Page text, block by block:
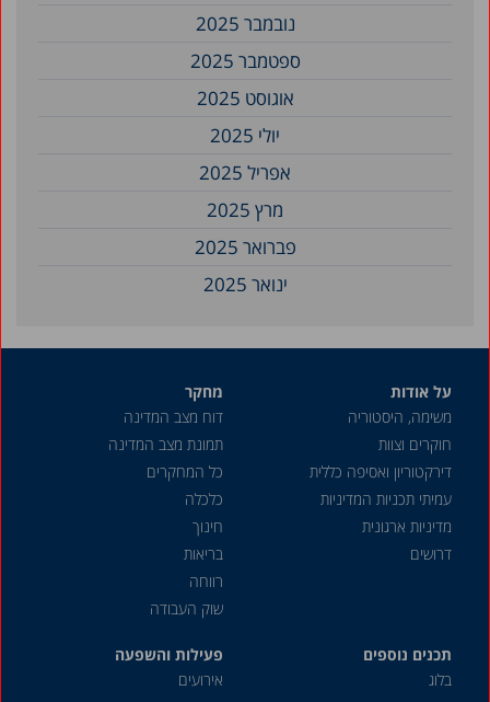
נובמבר 2025
ספטמבר 2025
אוגוסט 2025
יולי 2025
אפריל 2025
מרץ 2025
פברואר 2025
ינואר 2025
על אודות
משימה, היסטוריה
חוקרים וצוות
דירקטוריון ואסיפה כללית
עמיתי תכניות המדיניות
מדיניות ארגונית
דרושים
מחקר
דוח מצב המדינה
תמונת מצב המדינה
כל המחקרים
כלכלה
חינוך
בריאות
רווחה
שוק העבודה
תכנים נוספים
בלוג
פעילות והשפעה
אירועים